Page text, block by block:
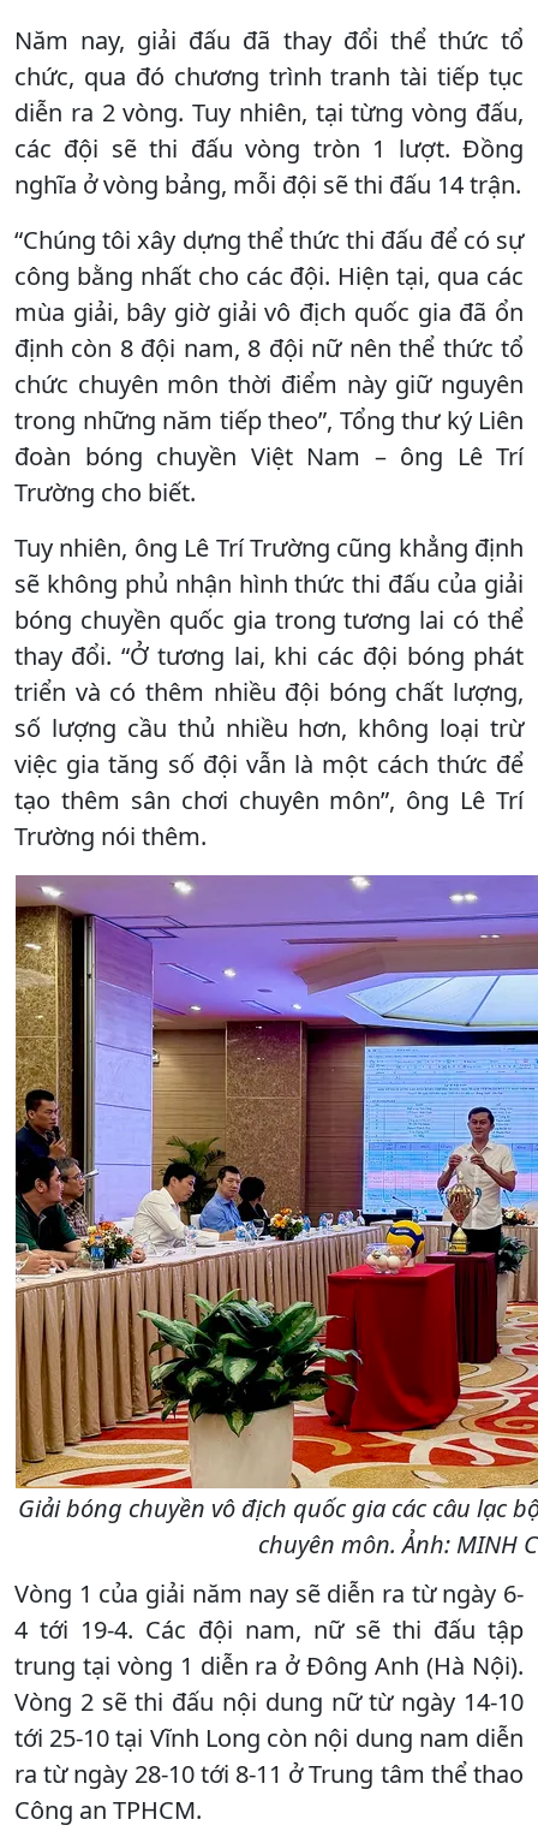
Năm nay, giải đấu đã thay đổi thể thức tổ
chức, qua đó chương trình tranh tài tiếp tục
diễn ra 2 vòng. Tuy nhiên, tại từng vòng đấu,
các đội sẽ thi đấu vòng tròn 1 lượt. Đồng
nghĩa ở vòng bảng, mỗi đội sẽ thi đấu 14 trận.
“Chúng tôi xây dựng thể thức thi đấu để có sự
công bằng nhất cho các đội. Hiện tại, qua các
mùa giải, bây giờ giải vô địch quốc gia đã ổn
định còn 8 đội nam, 8 đội nữ nên thể thức tổ
chức chuyên môn thời điểm này giữ nguyên
trong những năm tiếp theo”, Tổng thư ký Liên
đoàn bóng chuyền Việt Nam – ông Lê Trí
Trường cho biết.
Tuy nhiên, ông Lê Trí Trường cũng khẳng định
sẽ không phủ nhận hình thức thi đấu của giải
bóng chuyền quốc gia trong tương lai có thể
thay đổi. “Ở tương lai, khi các đội bóng phát
triển và có thêm nhiều đội bóng chất lượng,
số lượng cầu thủ nhiều hơn, không loại trừ
việc gia tăng số đội vẫn là một cách thức để
tạo thêm sân chơi chuyên môn”, ông Lê Trí
Trường nói thêm.
Giải bóng chuyền vô địch quốc gia các câu lạc
chuyên môn. Ảnh: MINH
Vòng 1 của giải năm nay sẽ diễn ra từ ngày 6-
4 tới 19-4. Các đội nam, nữ sẽ thi đấu tập
trung tại vòng 1 diễn ra ở Đông Anh (Hà Nội).
Vòng 2 sẽ thi đấu nội dung nữ từ ngày 14-10
tới 25-10 tại Vĩnh Long còn nội dung nam diễn
ra từ ngày 28-10 tới 8-11 ở Trung tâm thể thao
Công an TPHCM.